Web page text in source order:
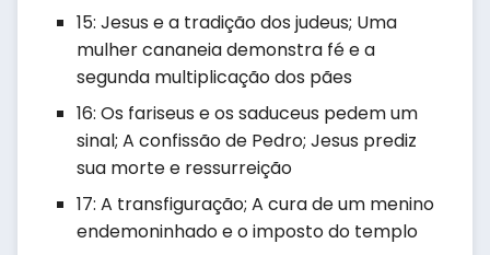
15: Jesus e a tradição dos judeus; Uma
mulher cananeia demonstra fé e a
segunda multiplicação dos pães
16: Os fariseus e os saduceus pedem um
sinal; A confissão de Pedro; Jesus prediz
sua morte e ressurreição
17: A transfiguração; A cura de um menino
endemoninhado e o imposto do templo